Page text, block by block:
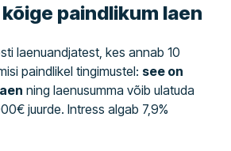
kõige paindlikum laen
laenuandjatest, kes annab 10
paindlikel tingimustel: see on
ning laenusumma võib ulatuda
juurde. Intress algab 7,9%